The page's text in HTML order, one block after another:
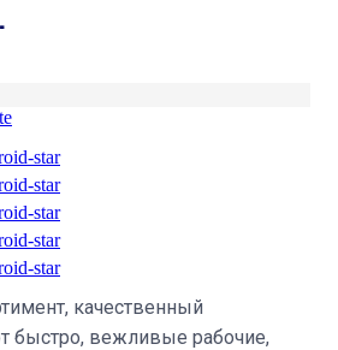
качественный
быстро, вежливые рабочие,